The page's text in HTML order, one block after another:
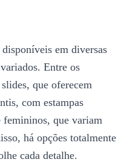
em diversas
Entre os
que oferecem
com estampas
que variam
há opções totalmente
cada detalhe.